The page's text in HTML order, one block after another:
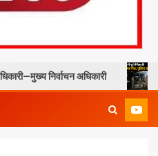
निर्वाचन अधिकारी मसूरी में